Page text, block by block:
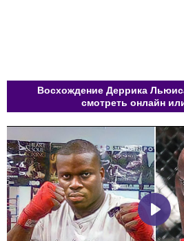
Восхождение Деррика
смотреть онлайн
Play